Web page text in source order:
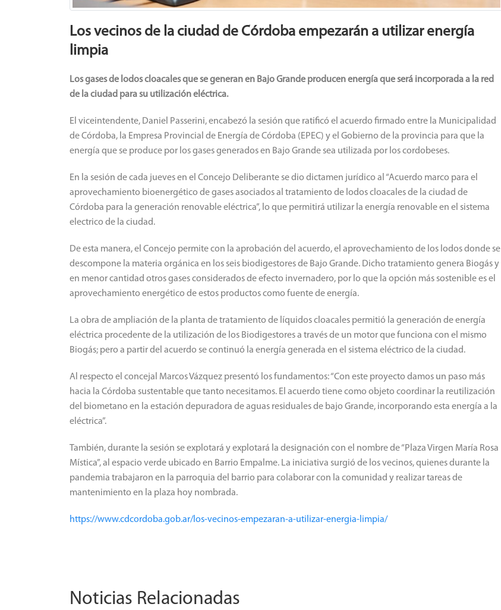
Los vecinos de la ciudad de Córdoba empezarán a utilizar energía
limpia
Los gases de lodos cloacales que se generan en Bajo Grande producen energía que será incorporada a la red
de la ciudad para su utilización eléctrica.
El viceintendente, Daniel Passerini, encabezó la sesión que ratificó el acuerdo firmado entre la Municipalidad
de Córdoba, la Empresa Provincial de Energía de Córdoba (EPEC) y el Gobierno de la provincia para que la
energía que se produce por los gases generados en Bajo Grande sea utilizada por los cordobeses.
En la sesión de cada jueves en el Concejo Deliberante se dio dictamen jurídico al “Acuerdo marco para el
aprovechamiento bioenergético de gases asociados al tratamiento de lodos cloacales de la ciudad de
Córdoba para la generación renovable eléctrica”, lo que permitirá utilizar la energía renovable en el sistema
electrico de la ciudad.
De esta manera, el Concejo permite con la aprobación del acuerdo, el aprovechamiento de los lodos donde se
descompone la materia orgánica en los seis biodigestores de Bajo Grande. Dicho tratamiento genera Biogás y
en menor cantidad otros gases considerados de efecto invernadero, por lo que la opción más sostenible es el
aprovechamiento energético de estos productos como fuente de energía.
La obra de ampliación de la planta de tratamiento de líquidos cloacales permitió la generación de energía
eléctrica procedente de la utilización de los Biodigestores a través de un motor que funciona con el mismo
Biogás; pero a partir del acuerdo se continuó la energía generada en el sistema eléctrico de la ciudad.
Al respecto el concejal Marcos Vázquez presentó los fundamentos: “Con este proyecto damos un paso más
hacia la Córdoba sustentable que tanto necesitamos. El acuerdo tiene como objeto coordinar la reutilización
del biometano en la estación depuradora de aguas residuales de bajo Grande, incorporando esta energía a la
eléctrica”.
También, durante la sesión se explotará y explotará la designación con el nombre de “Plaza Virgen María Rosa
Mística”, al espacio verde ubicado en Barrio Empalme. La iniciativa surgió de los vecinos, quienes durante la
pandemia trabajaron en la parroquia del barrio para colaborar con la comunidad y realizar tareas de
mantenimiento en la plaza hoy nombrada.
https://www.cdcordoba.gob.ar/los-vecinos-empezaran-a-utilizar-energia-limpia/
Noticias Relacionadas